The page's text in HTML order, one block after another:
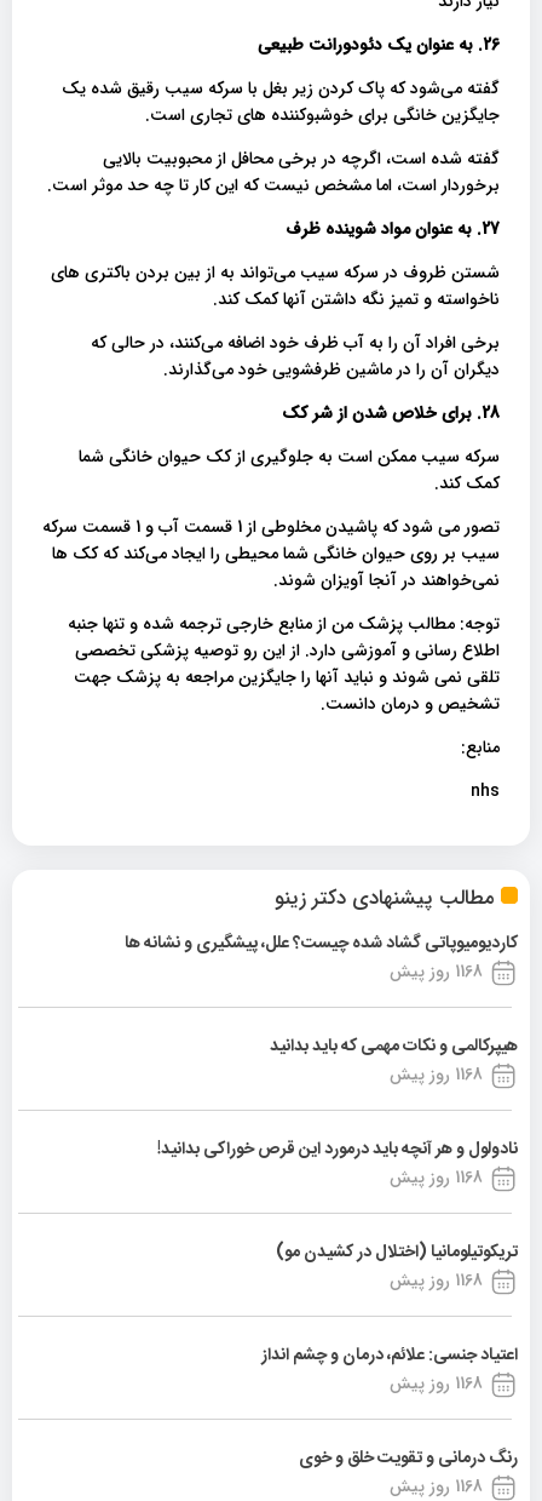
مطالب پیشنهادی دکتر زینو
کاردیومیوپاتی گشاد شده چیست؟ علل، پیشگیری و نشانه ها
1168 روز پیش
هیپرکالمی و نکات مهمی که باید بدانید
1168 روز پیش
نادولول و هر آنچه باید درمورد این قرص خوراکی بدانید!
1168 روز پیش
تریکوتیلومانیا (اختلال در کشیدن مو)
1168 روز پیش
اعتیاد جنسی: علائم، درمان و چشم انداز
1168 روز پیش
رنگ درمانی و تقویت خلق و خوی
1168 روز پیش
26. به عنوان یک دئودورانت طبیعی
گفته می‌شود که پاک کردن زیر بغل با سرکه سیب رقیق شده یک
جایگزین خانگی برای خوشبوکننده های تجاری است.
گفته شده است، اگرچه در برخی محافل از محبوبیت بالایی
برخوردار است، اما مشخص نیست که این کار تا چه حد موثر است.
27. به عنوان مواد شوینده ظرف
شستن ظروف در سرکه سیب می‌تواند به از بین بردن باکتری های
ناخواسته و تمیز نگه داشتن آنها کمک کند.
برخی افراد آن را به آب ظرف خود اضافه می‌کنند، در حالی که
دیگران آن را در ماشین ظرفشویی خود می‌گذارند.
28. برای خلاص شدن از شر کک
سرکه سیب ممکن است به جلوگیری از کک حیوان خانگی شما
کمک کند.
تصور می شود که پاشیدن مخلوطی از 1 قسمت آب و 1 قسمت سرکه
سیب بر روی حیوان خانگی شما محیطی را ایجاد می‌کند که کک ها
نمی‌خواهند در آنجا آویزان شوند.
توجه: مطالب پزشک من از منابع خارجی ترجمه شده و تنها جنبه
اطلاع رسانی و آموزشی دارد. از این رو توصیه پزشکی تخصصی
تلقی نمی شوند و نباید آنها را جایگزین مراجعه به پزشک جهت
تشخیص و درمان دانست.
منابع:
nhs